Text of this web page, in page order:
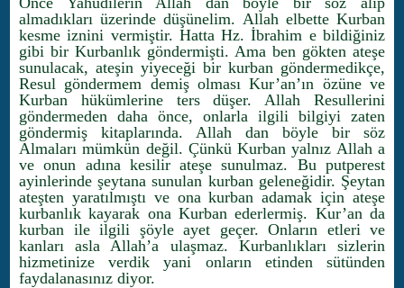
almadıkları üzerinde düşünelim. Allah elbette Kurban
kesme iznini vermiştir. Hatta Hz. İbrahim e bildiğiniz
gibi bir Kurbanlık göndermişti. Ama ben gökten ateşe
sunulacak, ateşin yiyeceği bir kurban göndermedikçe,
Resul göndermem demiş olması Kur’an’ın özüne ve
Kurban hükümlerine ters düşer. Allah Resullerini
göndermeden daha önce, onlarla ilgili bilgiyi zaten
göndermiş kitaplarında. Allah dan böyle bir söz
Almaları mümkün değil. Çünkü Kurban yalnız Allah a
ve onun adına kesilir ateşe sunulmaz. Bu putperest
ayinlerinde şeytana sunulan kurban geleneğidir. Şeytan
ateşten yaratılmıştı ve ona kurban adamak için ateşe
kurbanlık kayarak ona Kurban ederlermiş. Kur’an da
kurban ile ilgili şöyle ayet geçer. Onların etleri ve
kanları asla Allah’a ulaşmaz. Kurbanlıkları sizlerin
hizmetinize verdik yani onların etinden sütünden
faydalanasınız diyor.